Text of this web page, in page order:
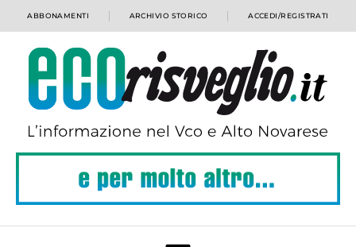
ABBONAMENTI ARCHIVIO STORICO ACCEDI/REGISTRATI